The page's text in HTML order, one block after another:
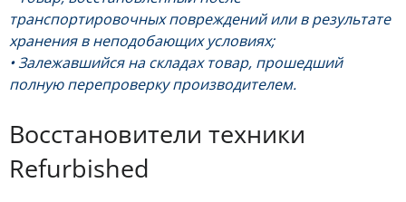
транспортировочных повреждений или в результате
хранения в неподобающих условиях;
• Залежавшийся на складах товар, прошедший
полную перепроверку производителем.
Восстановители техники
Refurbished